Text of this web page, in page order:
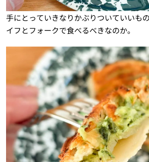
手にとっていきなりかぶりついていいも
イフとフォークで食べるべきなのか。